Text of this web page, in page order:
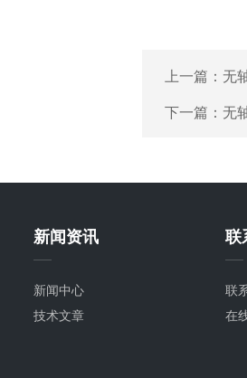
上一篇： 无
下一篇： 无
新闻资讯
新闻中心
技术文章
联
联
在